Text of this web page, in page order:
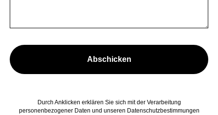
Abschicken
Durch Anklicken erklären Sie sich mit der Verarbeitung
personenbezogener Daten und unseren Datenschutzbestimmungen